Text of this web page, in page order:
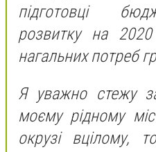
підготовці
розвитку на
нагальних потреб
Я уважно стежу
моєму рідному
окрузі вцілому,